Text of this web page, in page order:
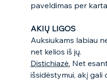
paveldimas per
AKIŲ LIGOS
Auksiukams labiau
net kelios iš jų.
Distichiazė. Net
išsidėstymui, akį gali